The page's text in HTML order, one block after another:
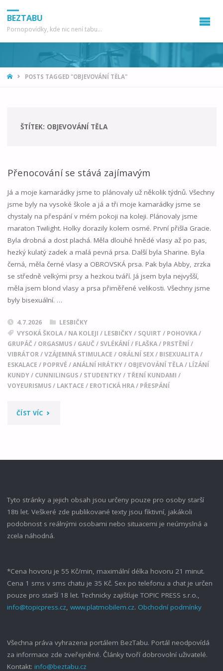
BEZTABU
Pornopovídky, kde nic není tabu...
HOMEPOSTS TAGGED "OBJEVOVÁNÍ TĚLA"
ŠTÍTEK: OBJEVOVÁNÍ TĚLA
Přenocování se stává zajímavým
Já a moje kamarádky jsme to plánovaly už několik týdnů. Všechny
jsme byly na vysoké škole a já a tři moje kamarádky jsme se
chystaly na přespání v mém pokoji na koleji. Plánovaly jsme
maraton Twilight. Holky dorazily kolem osmé. První přišla Gracie.
Byla drobná a dost plachá. Měla dlouhé hnědé vlasy až po pas,
hezký kulatý zadek a malá pevná prsa. Další byla Sharine. Byla
černá, měla černé vlasy a OBROVSKÁ prsa. Pak byla Abby, zrzka
se středně velkými prsy a hezkou tváří. Já jsem byla nejvyšší,
měla jsem blond vlasy a prsa přiměřené velikosti. Všechny jsme
byly bisexuální. …
4.7.2026
LESBIČKY
VYSOKÁ ŠKOLA/ NA KOLEJI / LESBIČKY/ SQUIRT / POHOVKA/
GRUPÁČ / ORGASMUS/ GAUČ / SVLÉKÁNÍ / FLAŠKA/ PRSTĚNÍ /
VIBRÁTOR/VZÁJEMNÁ STIMULACE / ORÁLNÍ SEX/ BISEXUALITA/
ESKALACE / POPRVÉ /ANÁLNÍ HRÁTKY/ OBJEVOVÁNÍ TĚLA/ LÍZÁNÍ
KUNDY/ CUNNILINGUS/ STUDENTKY/ TŘENÍ KUNDAMI /
VOYEURISMUS/ LAKTACE / EROTICKÁ HRA/ PŘESPÁNÍ
ČÍST VÍC"PŘENOCOVÁNÍ
Tyto stránky a jejich obsah jsou určeny pouze pro osoby starší
18ti let. Veškeré zde publikované texty jsou fiktivní, jakákoli
podobnost s reálnými osobami nebo situacemi je neúmyslná a
zcela náhodná.
*Cena hovoru je 55 Kč/min, maximální délka hovoru 21 minut.
Cena 1 sms v sms chatu je 35 Kč. Sex po telefonu a chat je určen
pouze pro starší 18 let. Technicky zajišťuje TOPIC PRESS s.r.o.,
info@topicpress.cz, www.platmobilem.cz. Obchodní podmínky
Všechna práva vyhrazena portálem BezTabu. Portál neodpovídá
za informace zde zveřejněné. Články tvoří dobrovolní uživatelé.
Kontakt: info@beztabu.cz